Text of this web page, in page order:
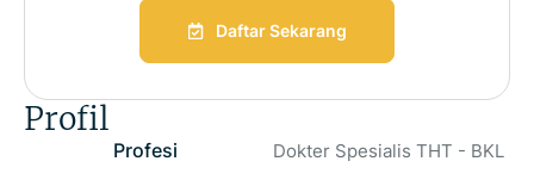
Daftar Sekarang
Profil
Profesi Dokter Spesialis THT - BKL